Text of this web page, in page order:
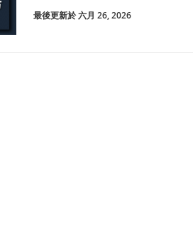
最後更新於 六月 26, 2026